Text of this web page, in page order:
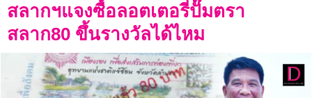
สลากฯแจงซื้อลอตเตอรี่ปั๊มตรา
สลาก80 ขึ้นรางวัลได้ไหม